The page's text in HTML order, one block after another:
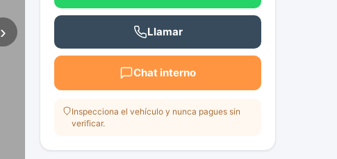
› Llamar
Chat interno
Inspecciona el vehículo y nunca pagues sin
verificar.